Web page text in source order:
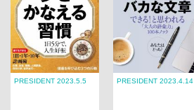
PRESIDENT 2023.5.5 PRESIDENT 2023.4.14